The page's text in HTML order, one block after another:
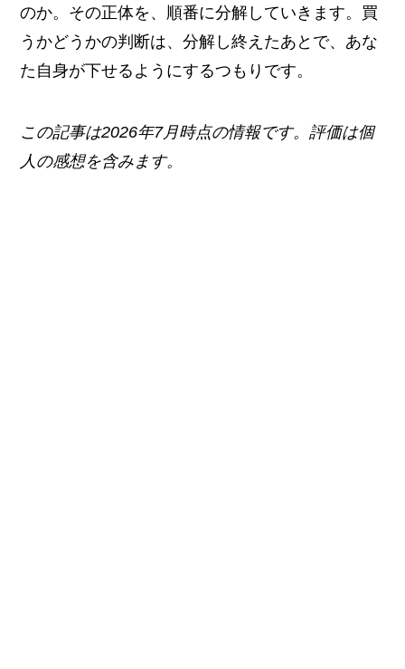
のか。その正体を、順番に分解していきます。買
うかどうかの判断は、分解し終えたあとで、あな
た自身が下せるようにするつもりです。
この記事は2026年7月時点の情報です。評価は個
人の感想を含みます。